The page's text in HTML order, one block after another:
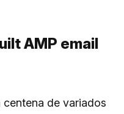
AMP email
de variados